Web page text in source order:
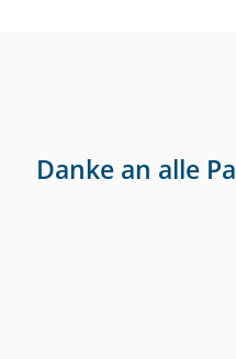
Danke an alle